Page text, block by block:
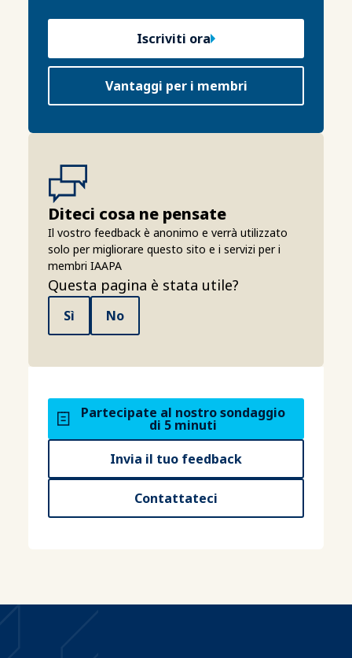
Iscriviti ora
Vantaggi per i membri
Diteci cosa ne pensate
Il vostro feedback è anonimo e verrà utilizzato
solo per migliorare questo sito e i servizi per i
membri IAAPA
Questa pagina è stata utile?
Sì No
Partecipate al nostro sondaggio
di 5 minuti
Invia il tuo feedback
Contattateci